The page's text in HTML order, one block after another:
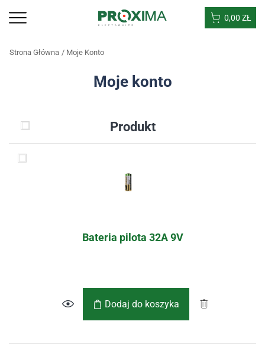
0,00 ZŁ
Strona Główna Moje Konto
Moje konto
Produkt
Bateria pilota 32A 9V
Dodaj do koszyka